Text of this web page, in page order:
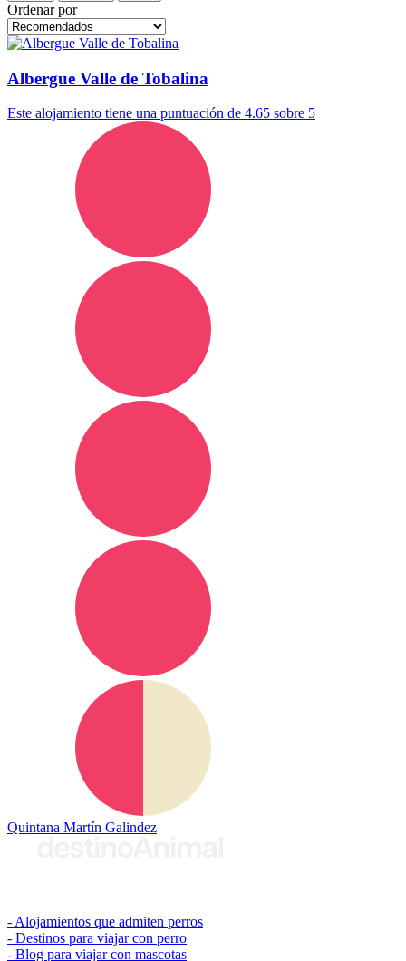
Ordenar por
Albergue Valle de Tobalina
Este alojamiento tiene una puntuación de 4.65 sobre 5
Quintana Martín Galindez
Alojamientos que admiten perros
Destinos para viajar con perro
Blog para viajar con mascotas